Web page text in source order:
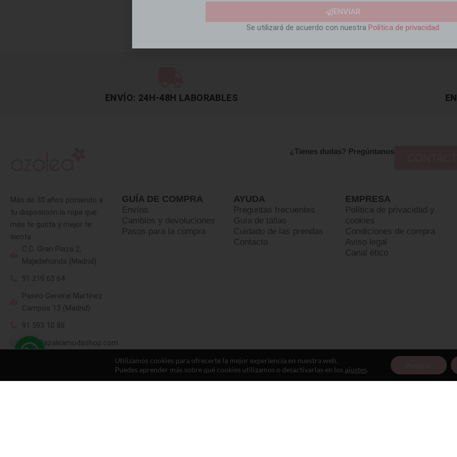
ENVÍO: 24H-48H LABORABLES
¿Tienes dudas? Pregúntanos
Más de 30 años poniendo a
tu disposición la ropa que
más te gusta y mejor te
sienta
C.C. Gran Plaza 2,
Majadahonda (Madrid)
91 219 63 64
Paseo General Martínez
Campos 13 (Madrid)
91 593 10 88
hola@azaleamodashop.com
GUÍA DE COMPRA
Envíos
Cambios y devoluciones
Pasos para la compra
AYUDA
Preguntas frecuentes
Guía de tallas
Cuidado de las prendas
Contacto
EMPRESA
Política de privacidad y
cookies
Condiciones de compra
Aviso legal
Canal ético
Utilizamos cookies para ofrecerte la mejor experiencia en nuestra web.
Puedes aprender más sobre qué cookies utilizamos o desactivarlas en los ajustes.
ENVIAR
Se utilizará de acuerdo con nuestra Política de privacidad